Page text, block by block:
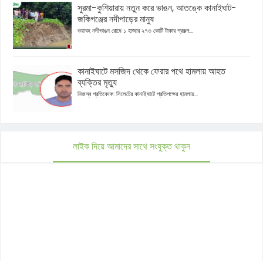
সুরমা-কুশিয়ারায় নতুন করে ভাঙন, আতঙ্কে কানাইঘাট-
জকিগঞ্জের নদীপাড়ের মানুষ
ভয়াবহ নদীভাঙন রোধে ১ হাজার ২৭৩ কোটি টাকার প্রকল্প...
কানাইঘাটে মসজিদ থেকে ফেরার পথে হামলায় আহত
ব্যক্তির মৃত্যু
নিজস্ব প্রতিবেদক: সিলেটের কানাইঘাটে প্রতিপক্ষের হামলায়...
লাইক দিয়ে আমাদের সাথে সংযুক্ত থাকুন